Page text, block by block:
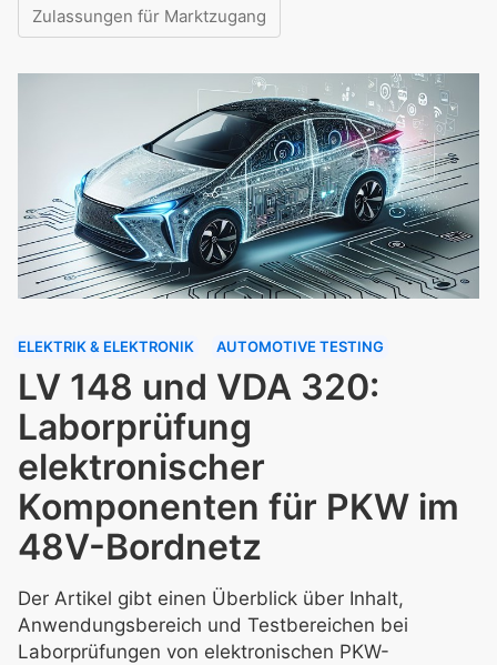
Zulassungen für Marktzugang
ELEKTRIK & ELEKTRONIK AUTOMOTIVE TESTING
LV 148 und VDA 320:
Laborprüfung
elektronischer
Komponenten für PKW im
48V-Bordnetz
Der Artikel gibt einen Überblick über Inhalt,
Anwendungsbereich und Testbereichen bei
Laborprüfungen von elektronischen PKW-